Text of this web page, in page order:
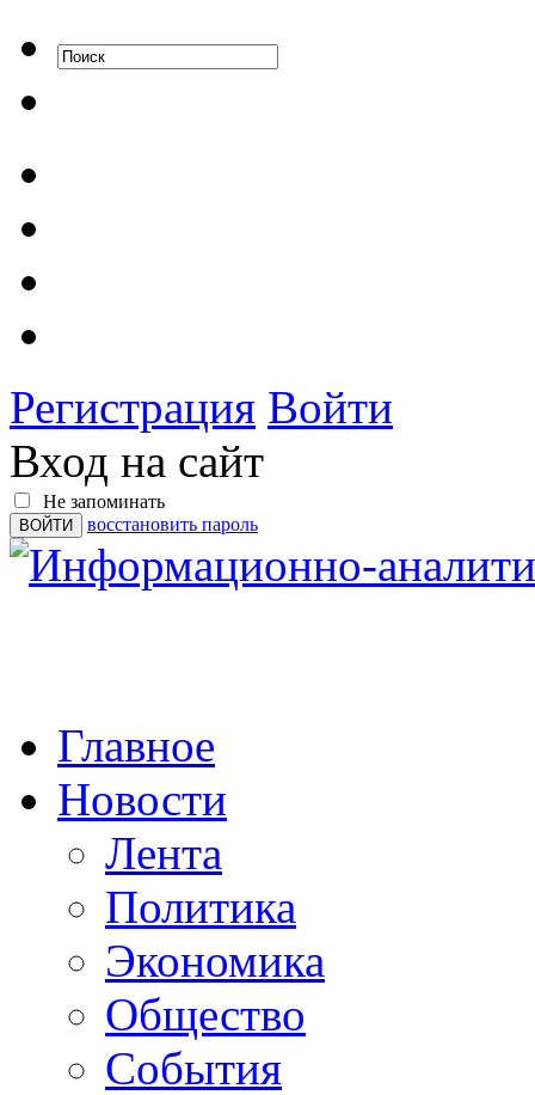
Регистрация Войти
Вход на сайт
Не запоминать
восстановить пароль
Главное
Новости
Лента
Политика
Экономика
Общество
События